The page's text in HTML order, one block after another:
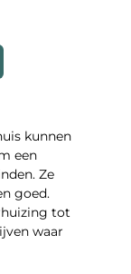
kunnen
een
Ze
goed.
tot
waar